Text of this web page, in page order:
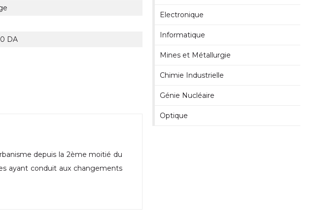
DA
depuis la 2ème moitié du
ayant conduit aux changements
Electronique
Informatique
Mines et Métallurgie
Chimie Industrielle
Génie Nucléaire
Optique